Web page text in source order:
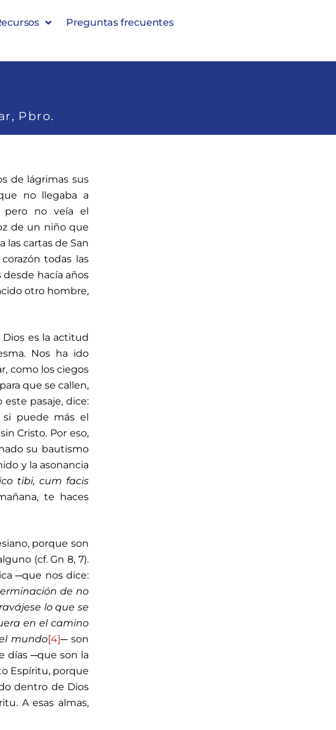
Preguntas frecuentes
Pbro.
de lágrimas sus
no llegaba a
pero no veía el
de un niño que
las cartas de San
todas las
desde hacía años
otro hombre,
es la actitud
Nos ha ido
como los ciegos
que se callen,
pasaje, dice:
si puede más el
Cristo. Por eso,
su bautismo
y la asonancia
tibi, cum facis
te haces
porque son
(cf. Gn 8, 7).
─que nos dice:
de no
lo que se
en el camino
mundo[4]─ son
días ─que son la
Espíritu, porque
dentro de Dios
A esas almas,